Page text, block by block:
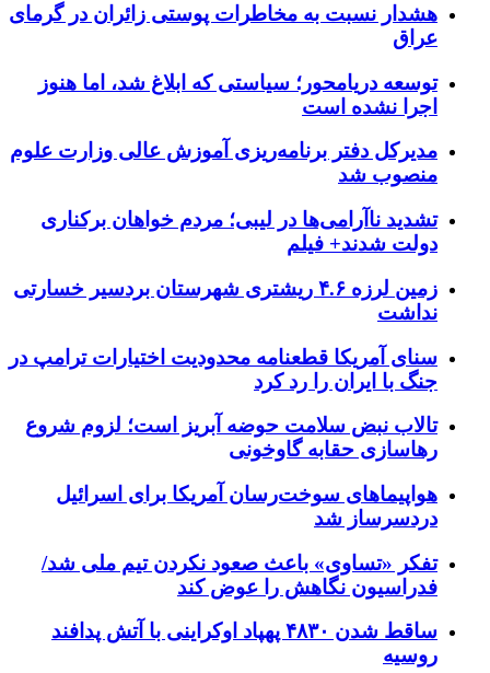
هشدار نسبت به مخاطرات پوستی زائران در گرمای
عراق
توسعه دریامحور؛ سیاستی که ابلاغ شد، اما هنوز
اجرا نشده است
مدیرکل دفتر برنامه‌ریزی آموزش عالی وزارت علوم
منصوب شد
تشدید ناآرامی‌ها در لیبی؛ مردم خواهان برکناری
دولت شدند+ فیلم
زمین لرزه ۴.۶ ریشتری شهرستان بردسیر خسارتی
نداشت
سنای آمریکا قطعنامه محدودیت اختیارات ترامپ در
جنگ با ایران را رد کرد
تالاب نبض سلامت حوضه آبریز است؛ لزوم شروع
رهاسازی حقابه گاوخونی
هواپیماهای سوخت‌رسان آمریکا برای اسرائیل
دردسرساز شد
تفکر «تساوی» باعث صعود نکردن تیم ملی شد/
فدراسیون نگاهش را عوض کند
ساقط شدن ۴۸۳۰ پهپاد اوکراینی با آتش پدافند
روسیه